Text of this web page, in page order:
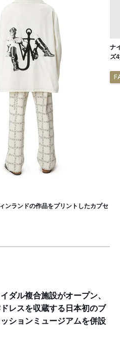
ンランドの作品をプリントしたカプセ
ナ
ズ
ダル複合施設がオープン、
レスを収蔵する日本初のブ
ションミュージアムを併設